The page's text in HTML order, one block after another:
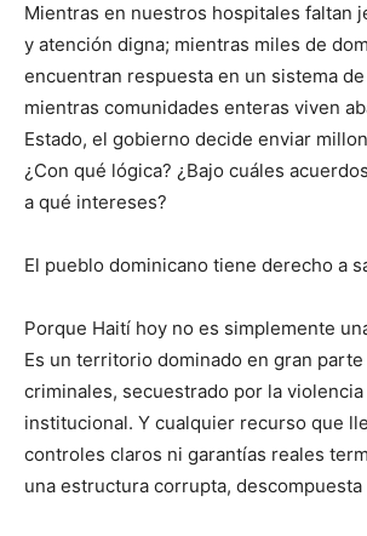
Mientras en nuestros hospitales faltan
y atención digna; mientras miles de
encuentran respuesta en un sistema
mientras comunidades enteras viven
Estado, el gobierno decide enviar
¿Con qué lógica? ¿Bajo cuáles
a qué intereses?
El pueblo dominicano tiene derecho a
Porque Haití hoy no es simplemente
Es un territorio dominado en gran parte
criminales, secuestrado por la violencia
institucional. Y cualquier recurso que
controles claros ni garantías reales
una estructura corrupta,